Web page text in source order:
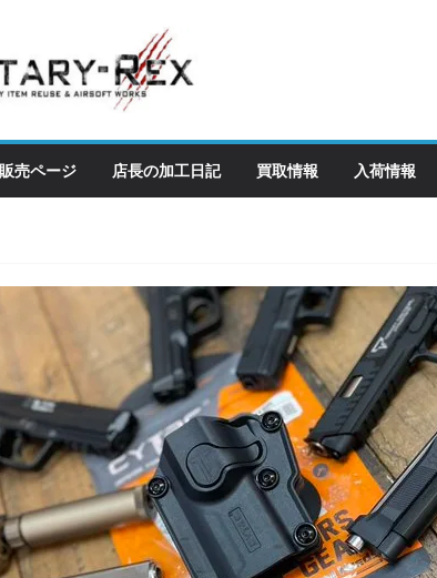
売ページ 店長の加工日記 買取情報 入荷情報